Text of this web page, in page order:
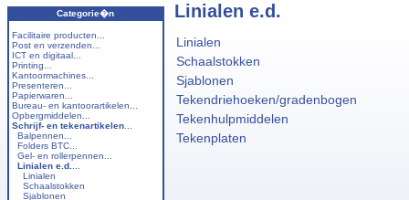
Categorie�n
Facilitaire producten...
Post en verzenden...
ICT en digitaal...
Printing...
Kantoormachines...
Presenteren...
Papierwaren...
Bureau- en kantoorartikelen...
Opbergmiddelen...
Schrijf- en tekenartikelen
Balpennen...
Folders BTC...
Gel- en rollerpennen...
Linialen e.d.
Linialen
Schaalstokken
Sjablonen
Linialen e.d.
Linialen
Schaalstokken
Sjablonen
Tekendriehoeken/gradenbogen
Tekenhulpmiddelen
Tekenplaten